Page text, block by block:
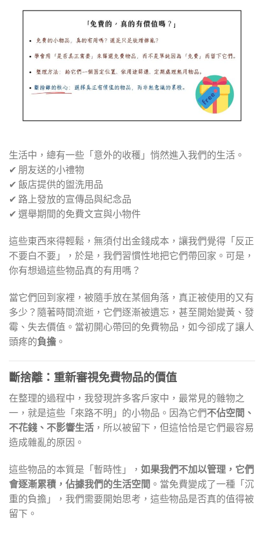
生活中，總有一些「意外的收穫」悄然進入我們的生活。
✔ 朋友送的小禮物
✔ 飯店提供的盥洗用品
✔ 路上發放的宣傳品與紀念品
✔ 選舉期間的免費文宣與小物件
這些東西來得輕鬆，無須付出金錢成本，讓我們覺得「反正
不要白不要」，於是，我們習慣性地把它們帶回家。可是，
你有想過這些物品真的有用嗎？
當它們回到家裡，被隨手放在某個角落，真正被使用的又有
多少？隨著時間流逝，它們逐漸被遺忘，甚至開始變黃、發
霉、失去價值。當初開心帶回的免費物品，如今卻成了讓人
頭疼的負擔 。
斷捨離：重新審視免費物品的價值
在整理的過程中，我發現許多客戶家中，最常見的雜物之
一，就是這些「來路不明」的小物品。因為它們不佔空間、
不花錢、不影響生活 ，所以被留下，但這恰恰是它們最容易
造成雜亂的原因。
這些物品的本質是「暫時性」， 如果我們不加以管理，它們
會逐漸累積，佔據我們的生活空間 。當免費變成了一種「沉
重的負擔」，我們需要開始思考，這些物品是否真的值得被
留下。